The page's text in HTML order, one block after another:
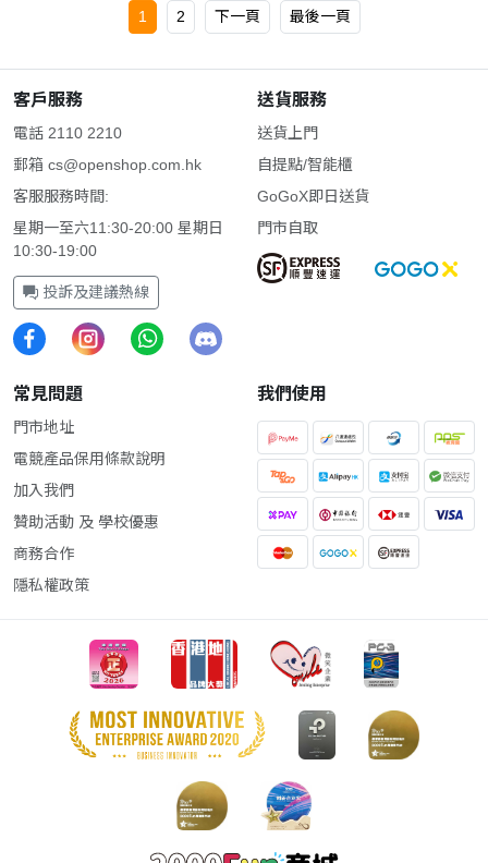
1 2 下一頁 最後一頁
客戶服務
電話 2110 2210
郵箱 cs@openshop.com.hk
客服服務時間:
星期一至六11:30-20:00 星期日
10:30-19:00
投訴及建議熱線
送貨服務
送貨上門
自提點/智能櫃
GoGoX即日送貨
門市自取
常見問題
門市地址
電競產品保用條款說明
加入我們
贊助活動 及 學校優惠
商務合作
隱私權政策
我們使用